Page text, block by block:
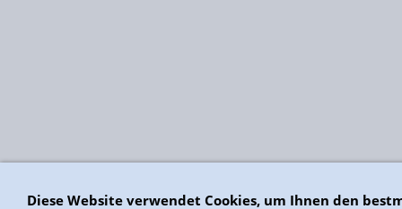
Diese Website verwendet Cookies, um Ihnen den